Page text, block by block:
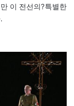
이 전선의?특별한